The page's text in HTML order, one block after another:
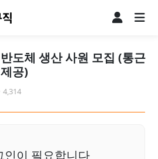
도체 생산 사원 모집 (통근
공)
4,314
인이 필요합니다